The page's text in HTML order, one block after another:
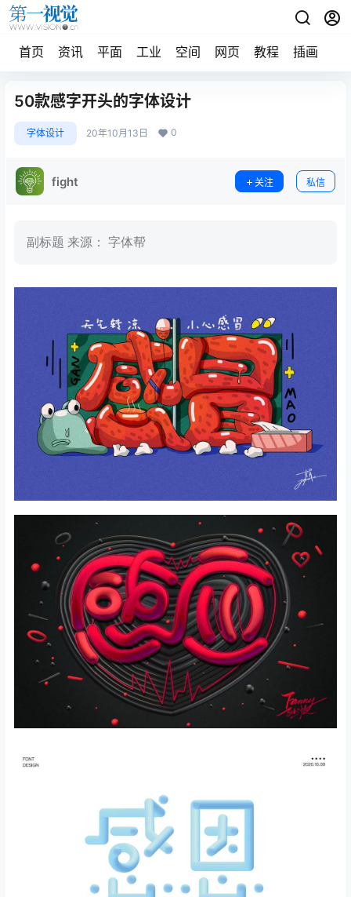
首页 资讯 平面 工业 空间 网页 教程 插画
50款感字开头的字体设计
字体设计 20年10月13日 0
fight 关注 私信
副标题 来源： 字体帮